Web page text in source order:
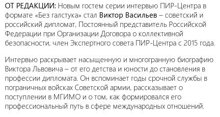
ОТ РЕДАКЦИИ: Новым гостем серии интервью ПИР-Центра в
формате «Без галстука» стал Виктор Васильев – советский и
российский дипломат, Постоянный представитель Российской
Федерации при Организации Договора о коллективной
безопасности, член Экспертного совета ПИР-Центра с 2015 года.
Интервью раскрывает насыщенную и многогранную биографию
Виктора Львовича – от его детства и юности до становления в
профессии дипломата. Он вспоминает годы срочной службы в
пограничных войсках Советской армии, рассказывает о
поступлении в МГИМО и о том, как формировался его
профессиональный путь в сфере международных отношений.